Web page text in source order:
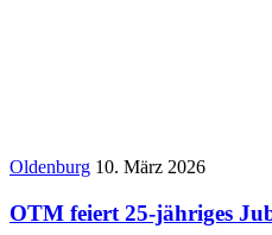
Oldenburg 10. März 2026
OTM feiert 25-jähriges